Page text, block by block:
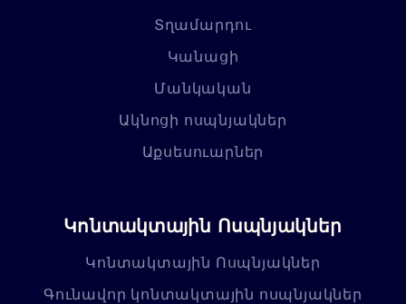
Տղամարդու
Կանացի
Մանկական
Ակնոցի ոսպնյակներ
Աքսեսուարներ
Կոնտակտային Ոսպնյակներ
Կոնտակտային Ոսպնյակներ
Գունավոր կոնտակտային ոսպնյակներ